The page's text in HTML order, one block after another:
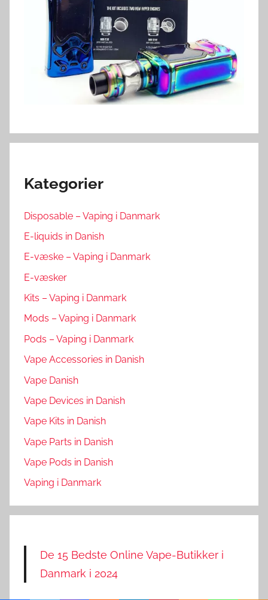
Kategorier
Disposable – Vaping i Danmark
E-liquids in Danish
E-væske – Vaping i Danmark
E-væsker
Kits – Vaping i Danmark
Mods – Vaping i Danmark
Pods – Vaping i Danmark
Vape Accessories in Danish
Vape Danish
Vape Devices in Danish
Vape Kits in Danish
Vape Parts in Danish
Vape Pods in Danish
Vaping i Danmark
De 15 Bedste Online Vape-Butikker i
Danmark i 2024